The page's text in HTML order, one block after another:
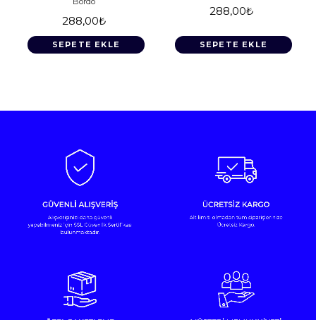
288,00₺
SEPETE EKLE
288,00₺
SEPETE EKLE